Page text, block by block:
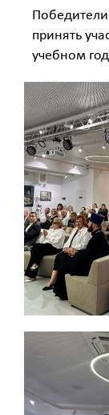
Победители
принять
учебном